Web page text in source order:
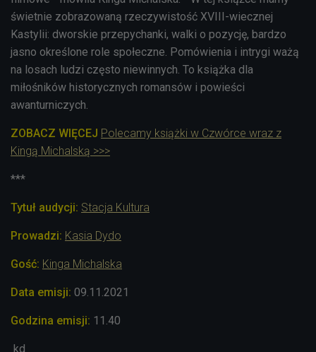
świetnie zobrazowaną rzeczywistość XVIII-wiecznej
Kastylii: dworskie przepychanki, walki o pozycję, bardzo
jasno określone role społeczne. Pomówienia i intrygi ważą
na losach ludzi często niewinnych. To książka dla
miłośników historycznych romansów i powieści
awanturniczych.
ZOBACZ WIĘCEJ Polecamy książki w Czwórce wraz z
Kingą Michalską >>>
***
Tytuł audycji: Stacja Kultura
Prowadzi: Kasia Dydo
Gość: Kinga Michalska
Data emisji: 09.11.2021
Godzina emisji: 11.40
kd